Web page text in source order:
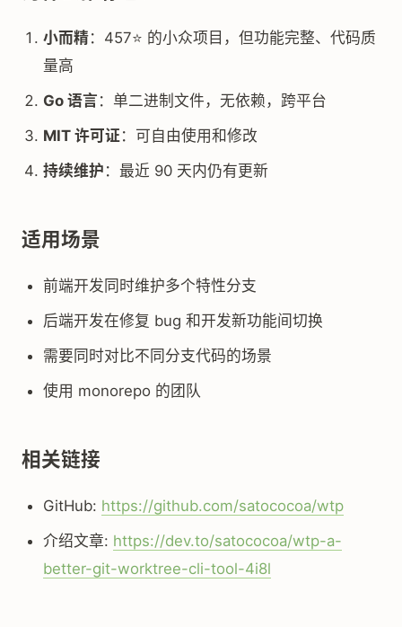
小而精：457⭐ 的小众项目，但功能完整、代码质
量高
Go 语言 ：单二进制文件，无依赖，跨平台
MIT 许可证：可自由使用和修改
持续维护 ：最近 90 天内仍有更新
适用场景
前端开发同时维护多个特性分支
后端开发在修复 bug 和开发新功能间切换
需要同时对比不同分支代码的场景
使用 monorepo 的团队
相关链接
GitHub: https://github.com/satococoa/wtp
介绍文章: https://dev.to/satococoa/wtp-a-
better-git-worktree-cli-tool-4i8l